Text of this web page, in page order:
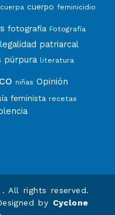
cuerpa cuerpo feminicidio
fotografía Fotografía
legalidad patriarcal
púrpura literatura
niñas Opinión
feminista recetas
. All rights reserved.
by Cyclone